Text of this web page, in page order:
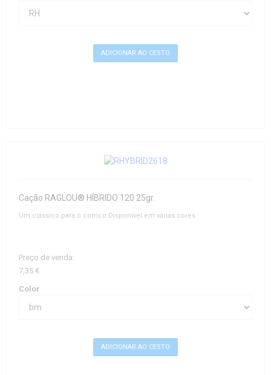
Cação RAGLOU® HÍBRIDO 120 25gr.
Um clássico para o corrico Disponível em várias cores
Preço de venda:
7,35 €
Color